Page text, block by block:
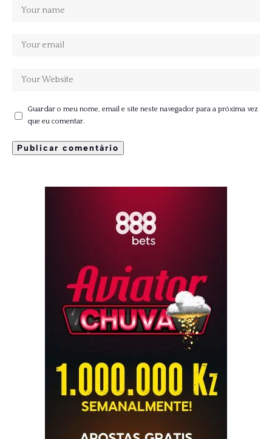
Guardar o meu nome, email e site neste navegador para a próxima vez
que eu comentar.